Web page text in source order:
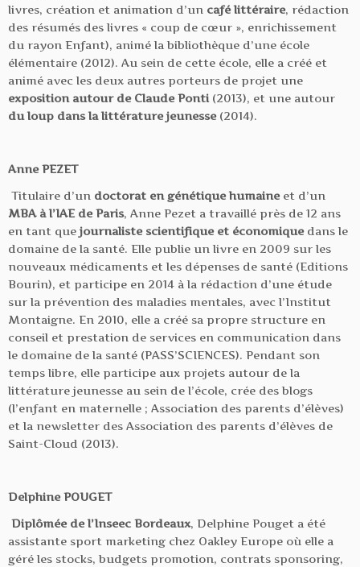
livres, création et animation d’un café littéraire, rédaction
des résumés des livres « coup de cœur », enrichissement
du rayon Enfant), animé la bibliothèque d’une école
élémentaire (2012). Au sein de cette école, elle a créé et
animé avec les deux autres porteurs de projet une
exposition autour de Claude Ponti (2013), et une autour
du loup dans la littérature jeunesse(2014).
Anne PEZET
Titulaire d’un doctorat en génétique humaineet d’un
MBA à l’IAE de Paris, Anne Pezet a travaillé près de 12 ans
en tant que journaliste scientifique et économiquedans le
domaine de la santé. Elle publie un livre en 2009 sur les
nouveaux médicaments et les dépenses de santé (Editions
Bourin), et participe en 2014 à la rédaction d’une étude
sur la prévention des maladies mentales, avec l’Institut
Montaigne. En 2010, elle a créé sa propre structure en
conseil et prestation de services en communication dans
le domaine de la santé (PASS’SCIENCES). Pendant son
temps libre, elle participe aux projets autour de la
littérature jeunesse au sein de l’école, crée des blogs
(l’enfant en maternelle ; Association des parents d’élèves)
et la newsletter des Association des parents d’élèves de
Saint-Cloud (2013).
Delphine POUGET
Diplômée de l’Inseec Bordeaux, Delphine Pouget a été
assistante sport marketing chez Oakley Europe où elle a
géré les stocks, budgets promotion, contrats sponsoring,